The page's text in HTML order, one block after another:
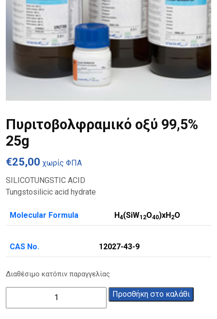
Πυριτοβολφραμικό οξύ 99,5%
25g
€25,00 χωρίς ΦΠΑ
SILICOTUNGSTIC ACID
Tungstosilicic acid hydrate
Molecular Formula H4(SiW1 2O40)xH2O
CAS No. 12027-43-9
Διαθέσιμο κατόπιν παραγγελίας
Πυριτοβολφραμικό
Προσθήκη στο καλάθι